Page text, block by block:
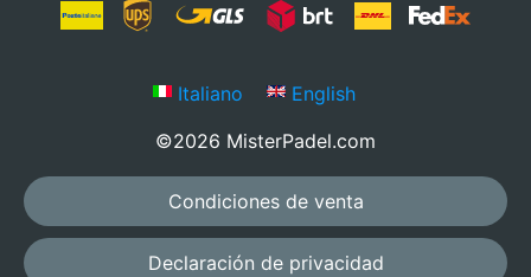
Italiano
English
©2026 MisterPadel.com
Condiciones de venta
Declaración de privacidad